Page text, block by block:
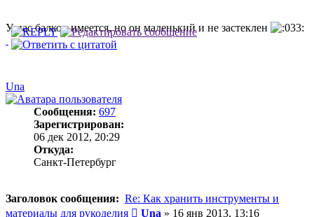
У нас балкон имеется, но он маленький и не застеклен
Una
Сообщения: 697
Зарегистрирован:
06 дек 2012, 20:29
Откуда:
Санкт-Петербург
Заголовок сообщения: Re: Как хранить инструменты и
материалы для рукоделия
Сообщение
Una » 16 янв 2013, 13:16